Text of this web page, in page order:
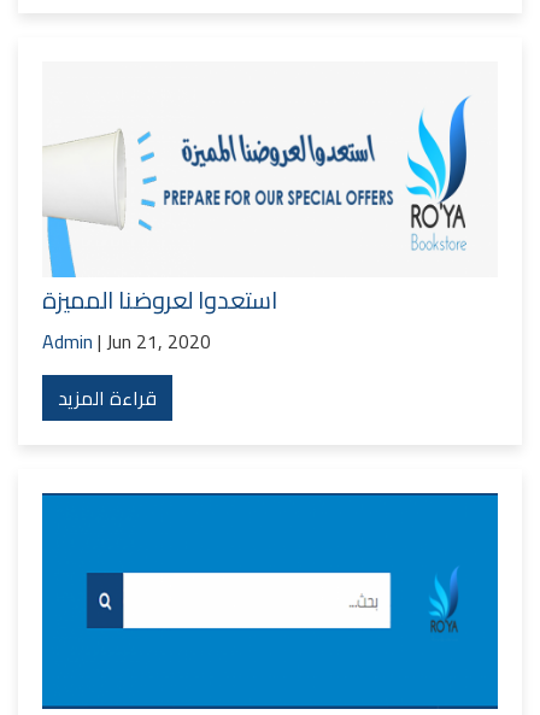
استعدوا لعروضنا المميزة
Admin| Jun 21, 2020
قراءة المزيد